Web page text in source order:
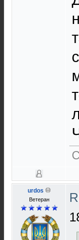
urdos
Ветеран